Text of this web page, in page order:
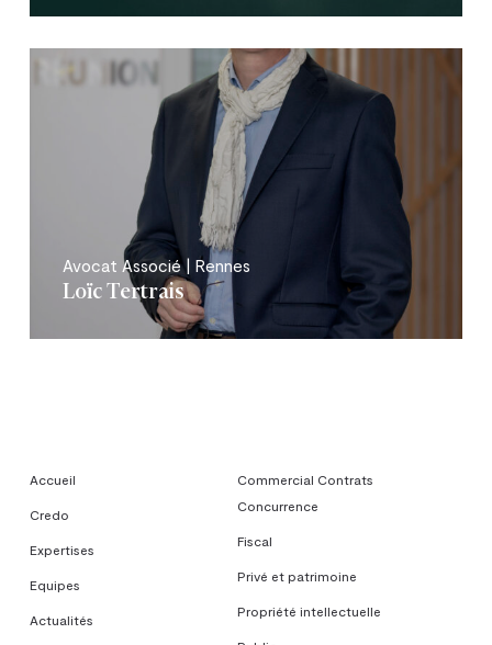
Avocat Associé | Rennes
Loïc Tertrais
Accueil
Credo
Expertises
Equipes
Actualités
Commercial Contrats
Concurrence
Fiscal
Privé et patrimoine
Propriété intellectuelle